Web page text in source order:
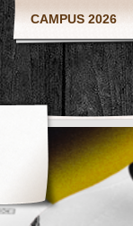
CAMPUS 2026